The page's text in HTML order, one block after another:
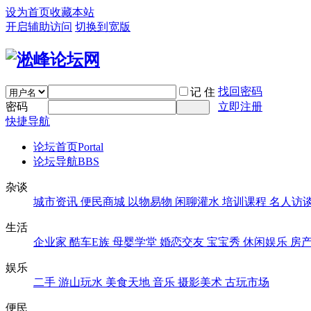
设为首页收藏本站
开启辅助访问 切换到宽版
记 住 找回密码
密码
立即注册
快捷导航
论坛首页Portal
论坛导航BBS
杂谈
城市资讯 便民商城 以物易物 闲聊灌水 培训课程 名人访
生活
企业家 酷车E族 母婴学堂 婚恋交友 宝宝秀 休闲娱乐 房
娱乐
二手 游山玩水 美食天地 音乐 摄影美术 古玩市场
便民